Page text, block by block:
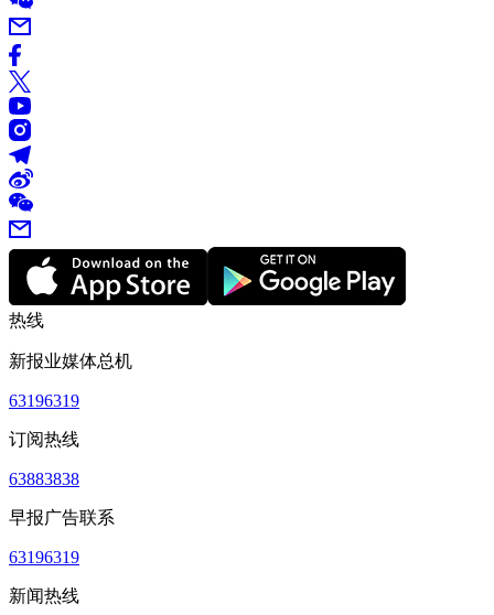
热线
新报业媒体总机
63196319
订阅热线
63883838
早报广告联系
63196319
新闻热线